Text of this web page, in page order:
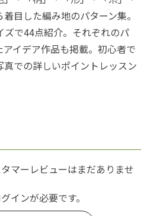
目した編み地のパターン集。
ズで44点紹介。それぞれのパ
イデア作品も掲載。初心者で
での詳しいポイントレッスン
マーレビューはまだありませ
インが必要です。